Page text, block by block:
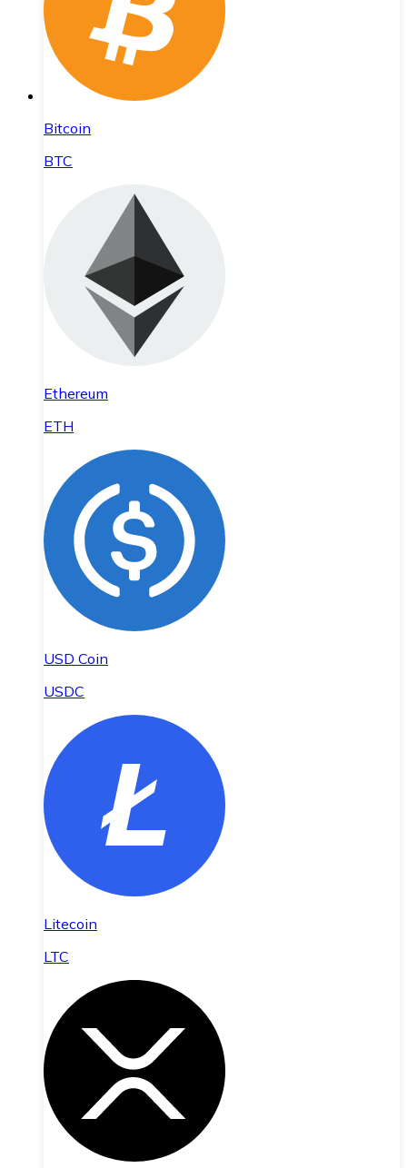
Bitcoin
BTC
Ethereum
ETH
USD Coin
USDC
Litecoin
LTC